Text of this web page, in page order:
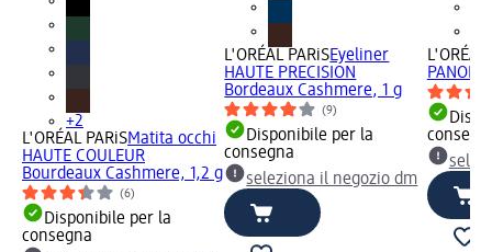
+2
L'ORÉAL PARiSMatita occhi
HAUTE COULEUR
Bourdeaux Cashmere, 1,2 g
(6)
Disponibile per la
consegna
L'ORÉAL PARiSEyeliner
HAUTE PRECISION
Bordeaux Cashmere, 1 g
(9)
Disponibile per la
consegna
seleziona il negozio dm
L'ORÉAL